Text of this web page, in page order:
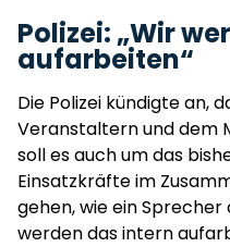
Polizei: „Wir
aufarbeiten“
Die Polizei kündigte an,
Veranstaltern und dem
soll es auch um das
Einsatzkräfte im
gehen, wie ein Sprecher
werden das intern